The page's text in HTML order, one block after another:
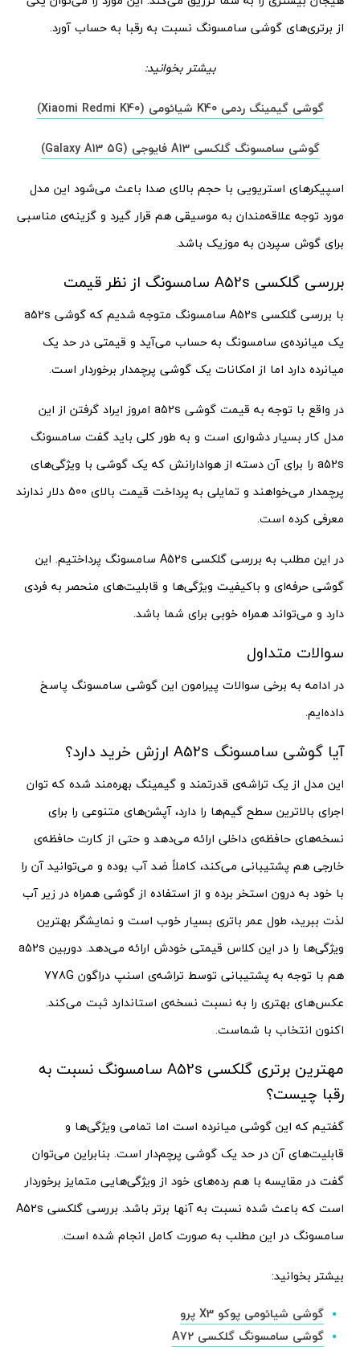
از برتری‌های گوشی سامسونگ نسبت به رقبا به حساب آورد.
بیشتر بخوانید:
گوشی گیمینگ ردمی K40 شیائومی (Xiaomi Redmi K40)
گوشی سامسونگ گلکسی A13 فایوجی (Galaxy A13 5G)
اسپیکرهای استریویی با حجم بالای صدا باعث می‌شود این مدل
مورد توجه علاقه‌مندان به موسیقی هم قرار گیرد و گزینه‌ی مناسبی
برای گوش سپردن به موزیک باشد.
بررسی گلکسی A52s سامسونگ از نظر قیمت
با بررسی گلکسی A52s سامسونگ متوجه شدیم که گوشی a52s
یک میانرده‌ی سامسونگ به حساب می‌آید و قیمتی در حد یک
میانرده دارد اما از امکانات یک گوشی پرچمدار برخوردار است.
در واقع با توجه به قیمت گوشی a52s امروز ایراد گرفتن از این
مدل کار بسیار دشواری است و به طور کلی باید گفت سامسونگ
a52s را برای آن دسته از هوادارانش که یک گوشی با ویژگی‌های
پرچمدار می‌خواهند و تمایلی به پرداخت قیمت بالای 500 دلار ندارند
معرفی کرده است.
در این مطلب به بررسی گلکسی A52s سامسونگ پرداختیم. این
گوشی حرفه‌ای و باکیفیت ویژگی‌ها و قابلیت‌های منحصر به فردی
دارد و می‌تواند همراه خوبی برای شما باشد.
سوالات متداول
در ادامه به برخی سوالات پیرامون این گوشی سامسونگ پاسخ
داده‌ایم.
آیا گوشی سامسونگ A52s ارزش خرید دارد؟
این مدل از یک تراشه‌ی قدرتمند و گیمینگ بهره‌مند شده که توان
اجرای بالاترین سطح گیم‌ها را دارد، آپشن‌های متنوعی را برای
نسخه‌های حافظه‌ی داخلی ارائه می‌دهد و حتی از کارت حافظه‌ی
خارجی هم پشتیبانی می‌کند، کاملاً ضد آب بوده و می‌توانید آن را
با خود به درون استخر برده و از استفاده از گوشی همراه در زیر آب
لذت ببرید، طول عمر باتری بسیار خوب است و نمایشگر بهترین
ویژگی‌ها را در این کلاس قیمتی خودش ارائه می‌دهد. دوربین a52s
هم با توجه به پشتیبانی توسط تراشه‌ی اسنپ دراگون 778G
عکس‌‍‌های بهتری را به نسبت نسخه‌ی استاندارد ثبت می‌کند.
اکنون انتخاب با شماست.
مهترین برتری گلکسی A52s سامسونگ نسبت به
رقبا چیست؟
گفتیم که این گوشی میانرده است اما تمامی ویژگی‌ها و
قابلیت‌های آن در حد یک گوشی پرچم‌دار است. بنابراین می‌توان
گفت در مقایسه با هم رده‌های خود از ویژگی‌هایی متمایز برخوردار
است که باعث شده نسبت به آنها برتر باشد. بررسی گلکسی A52s
سامسونگ در این مطلب به صورت کامل انجام شده است.
بیشتر بخوانید:
گوشی شیائومی پوکو X3 پرو
گوشی سامسونگ گلکسی A72